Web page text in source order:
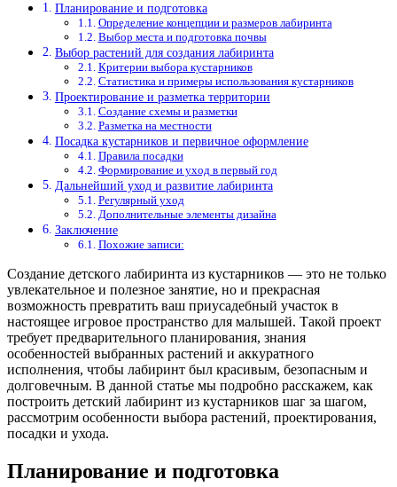
Планирование и подготовка
Определение концепции и размеров лабиринта
Выбор места и подготовка почвы
Выбор растений для создания лабиринта
Критерии выбора кустарников
Статистика и примеры использования кустарников
Проектирование и разметка территории
Создание схемы и разметки
Разметка на местности
Посадка кустарников и первичное оформление
Правила посадки
Формирование и уход в первый год
Дальнейший уход и развитие лабиринта
Регулярный уход
Дополнительные элементы дизайна
Заключение
Похожие записи:
Создание детского лабиринта из кустарников — это не только
увлекательное и полезное занятие, но и прекрасная
возможность превратить ваш приусадебный участок в
настоящее игровое пространство для малышей. Такой проект
требует предварительного планирования, знания
особенностей выбранных растений и аккуратного
исполнения, чтобы лабиринт был красивым, безопасным и
долговечным. В данной статье мы подробно расскажем, как
построить детский лабиринт из кустарников шаг за шагом,
рассмотрим особенности выбора растений, проектирования,
посадки и ухода.
Планирование и подготовка